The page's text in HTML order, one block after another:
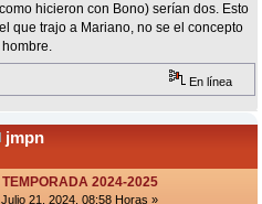
hicieron con Bono) serían dos. Esto
que trajo a Mariano, no se el concepto
En línea
jmpn
2024-2025
Julio 21, 2024, 08:58 Horas »